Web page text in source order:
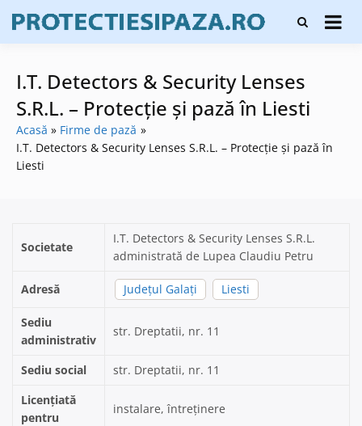
content
Firme de
protecție și
alarmare și
evaluatori de
securitate
I.T. Detectors & Security Lenses
S.R.L. – Protecție și pază în Liesti
Acasă
Firme de pază
I.T. Detectors & Security Lenses S.R.L. – Protecție și pază în
Liesti
Societate
I.T. Detectors & Security Lenses S.R.L.
administrată de Lupea Claudiu Petru
Adresă Județul Galați Liesti
Sediu
administrativ
str. Dreptatii, nr. 11
Sediu social
str. Dreptatii, nr. 11
Licențiată
pentru
instalare, întreținere